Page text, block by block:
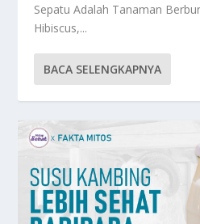
Sepatu Adalah Tanaman
Hibiscus,...
BACA SELENGKAPNYA